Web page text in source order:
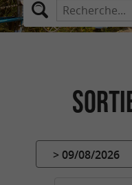
> 09/08/2026